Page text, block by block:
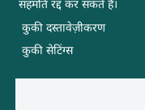
सहमति रद्द कर सकते हैं।
कुकी दस्तावेज़ीकरण
कुकी सेटिंग्स
साइटमैप
मदद